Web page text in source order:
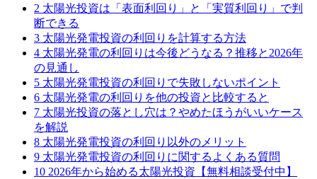
2 太陽光投資は「表面利回り」と「実質利回り」で判
断できる
3 太陽光発電投資の利回りを計算する方法
4 太陽光発電の利回りは今後どうなる？推移と2026年
の見通し
5 太陽光発電投資の利回りで失敗しないポイント
6 太陽光発電の利回りを他の投資と比較すると
7 太陽光投資の落とし穴は？やめたほうがいいケース
を解説
8 太陽光発電投資の利回り以外のメリット
9 太陽光発電投資の利回りに関するよくある質問
10 2026年から始める太陽光投資【無料相談受付中】